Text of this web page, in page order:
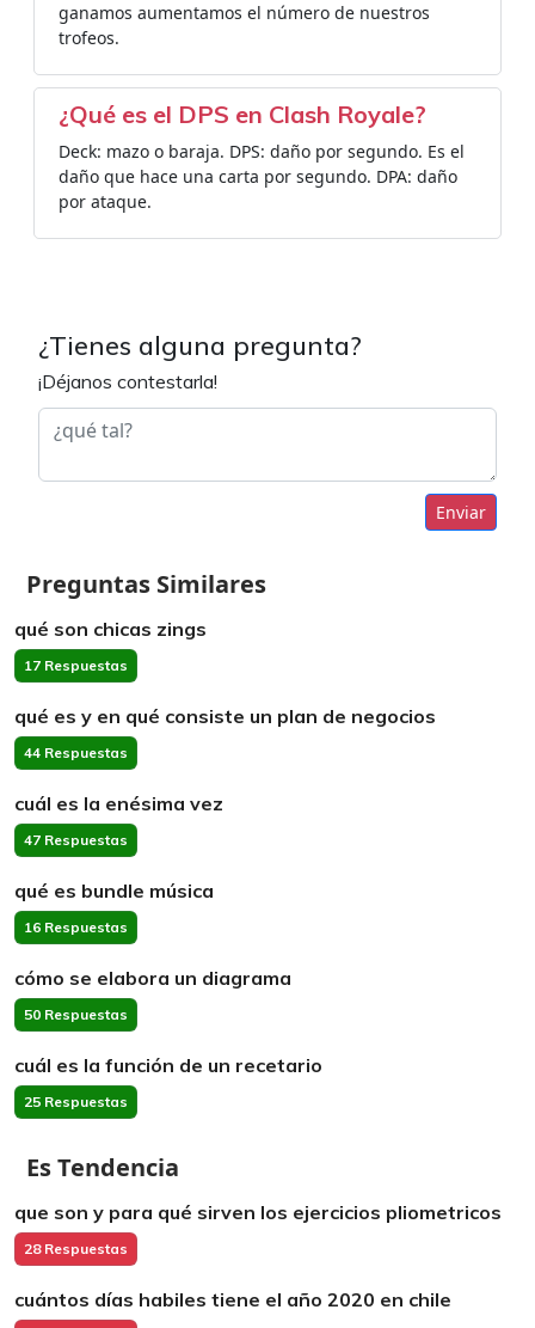
ganamos aumentamos el número de nuestros
trofeos.
¿Qué es el DPS en Clash Royale?
Deck: mazo o baraja. DPS: daño por segundo. Es el
daño que hace una carta por segundo. DPA: daño
por ataque.
¿Tienes alguna pregunta?
¡Déjanos contestarla!
Enviar
Preguntas Similares
qué son chicas zings
17 Respuestas
qué es y en qué consiste un plan de negocios
44 Respuestas
cuál es la enésima vez
47 Respuestas
qué es bundle música
16 Respuestas
cómo se elabora un diagrama
50 Respuestas
cuál es la función de un recetario
25 Respuestas
Es Tendencia
que son y para qué sirven los ejercicios pliometricos
28 Respuestas
cuántos días habiles tiene el año 2020 en chile